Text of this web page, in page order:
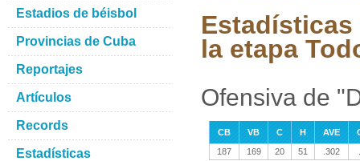
la etapa
Ofensiva de
CB VB C H AVE
187
169 20 51 .302
Estadios de béisbol
Provincias de Cuba
Reportajes
Artículos
Records
Estadísticas